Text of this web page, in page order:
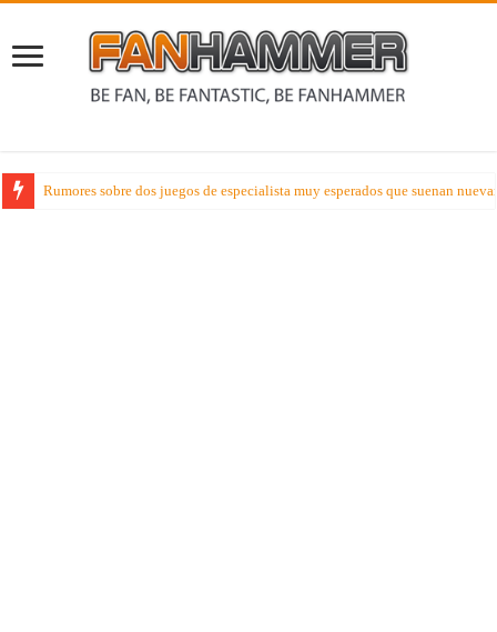
Listas Competitivas Warhammer 40000 – Oj la la así serán las listas